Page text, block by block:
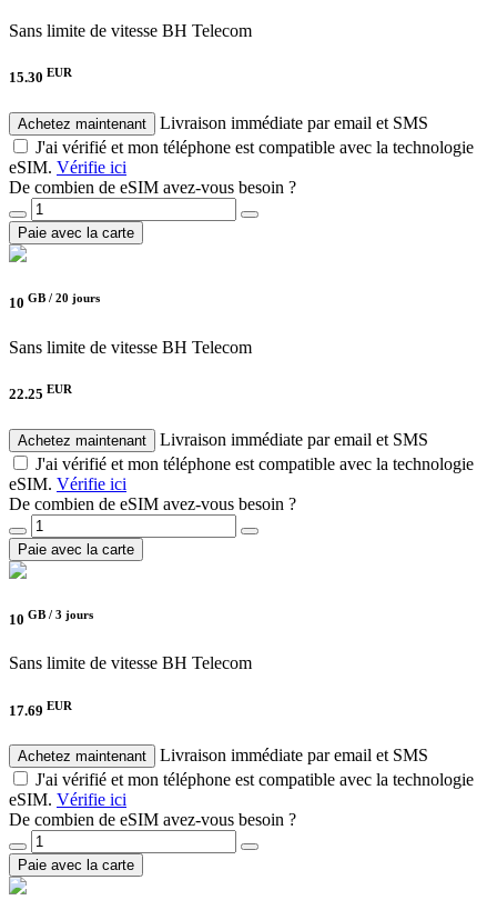
Sans limite de vitesse BH Telecom
15.30 EUR
Achetez maintenant
Livraison immédiate par email et SMS
J'ai vérifié et mon téléphone est compatible avec la technologie
eSIM. Vérifie ici
De combien de eSIM avez-vous besoin ?
Paie avec la carte
10 GB / 20 jours
Sans limite de vitesse BH Telecom
22.25 EUR
Achetez maintenant
Livraison immédiate par email et SMS
J'ai vérifié et mon téléphone est compatible avec la technologie
eSIM. Vérifie ici
De combien de eSIM avez-vous besoin ?
Paie avec la carte
10 GB / 3 jours
Sans limite de vitesse BH Telecom
17.69 EUR
Achetez maintenant
Livraison immédiate par email et SMS
J'ai vérifié et mon téléphone est compatible avec la technologie
eSIM. Vérifie ici
De combien de eSIM avez-vous besoin ?
Paie avec la carte